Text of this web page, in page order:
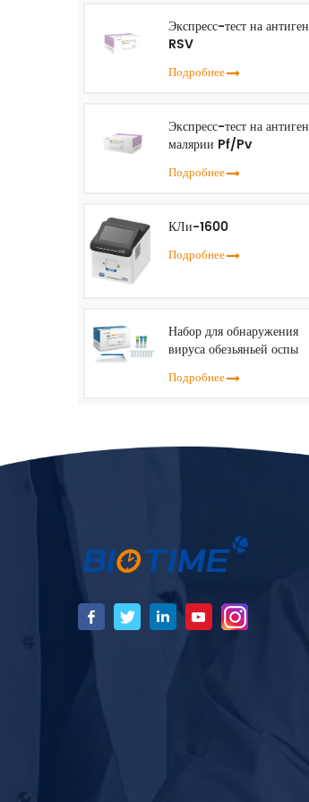
Экспресс-тест на антиген
RSV
Подробнее
Экспресс-тест на антиген
малярии Pf/Pv
Подробнее
КЛи-1600
Подробнее
Набор для обнаружения
вируса обезьяньей оспы
Подробнее